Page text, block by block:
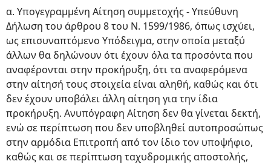
α. Υπογεγραμμένη Αίτηση συμμετοχής - Υπεύθυνη
Δήλωση του άρθρου 8 του Ν. 1599/1986, όπως ισχύει,
ως επισυναπτόμενο Υπόδειγμα, στην οποία μεταξύ
άλλων θα δηλώνουν ότι έχουν όλα τα προσόντα που
αναφέρονται στην προκήρυξη, ότι τα αναφερόμενα
στην αίτησή τους στοιχεία είναι αληθή, καθώς και ότι
δεν έχουν υποβάλει άλλη αίτηση για την ίδια
προκήρυξη. Ανυπόγραφη Αίτηση δεν θα γίνεται δεκτή,
ενώ σε περίπτωση που δεν υποβληθεί αυτοπροσώπως
στην αρμόδια Επιτροπή από τον ίδιο τον υποψήφιο,
καθώς και σε περίπτωση ταχυδρομικής αποστολής,